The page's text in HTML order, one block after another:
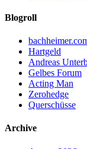
Blogroll
Hartgeld
Andreas
Gelbes Forum
Acting Man
Zerohedge
Querschüsse
Archive